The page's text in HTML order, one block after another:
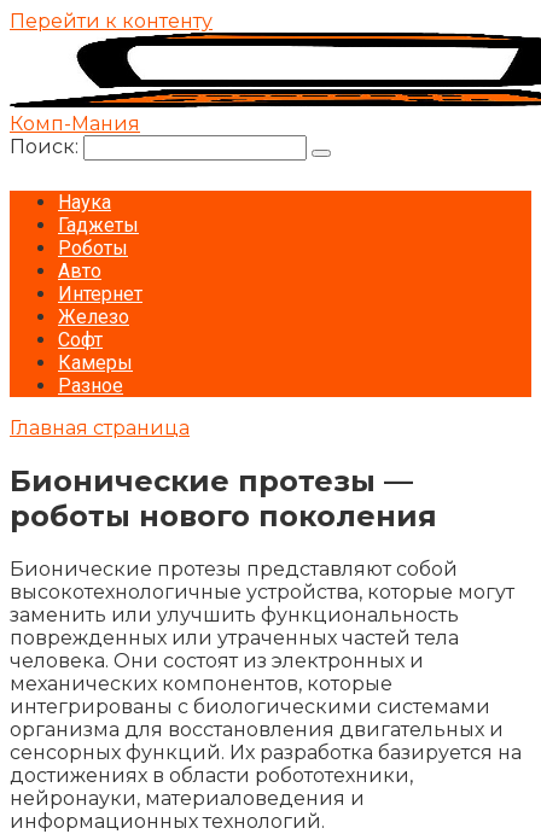
Перейти к контенту
Комп-Мания
Поиск:
Наука
Гаджеты
Роботы
Авто
Интернет
Железо
Софт
Камеры
Разное
Главная страница
Бионические протезы —
роботы нового поколения
Бионические протезы представляют собой
высокотехнологичные устройства, которые могут
заменить или улучшить функциональность
поврежденных или утраченных частей тела
человека. Они состоят из электронных и
механических компонентов, которые
интегрированы с биологическими системами
организма для восстановления двигательных и
сенсорных функций. Их разработка базируется на
достижениях в области робототехники,
нейронауки, материаловедения и
информационных технологий.